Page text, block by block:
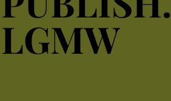
LGMW
LGMW